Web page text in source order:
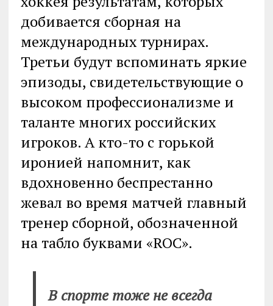
добивается сборная на
международных турнирах.
Третьи будут вспоминать яркие
эпизоды, свидетельствующие о
высоком профессионализме и
таланте многих российских
игроков. А кто-то с горькой
иронией напомнит, как
вдохновенно беспрестанно
жевал во время матчей главный
тренер сборной, обозначенной
на табло буквами «ROC».
В спорте тоже не всегда